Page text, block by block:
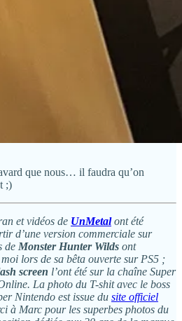
que nous… il faudra qu’on
;)
et vidéos de UnMetalont été
d’une version commerciale sur
de Monster Hunter Wilds ont
lors de sa bêta ouverte sur PS5 ;
screen l’ont été sur la chaîne Super
La photo du T-shit avec le boss
Nintendo est issue du site officiel
à Marc pour les superbes photos du